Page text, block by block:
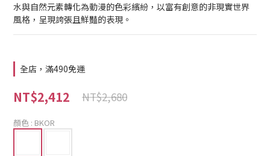
水與自然元素轉化為動漫的色彩繽紛，以富有創意的非現實世界
風格，呈現誇張且鮮豔的表現。
全店，滿490免運
NT$2,412 NT$2,680
顏色 : BKOR